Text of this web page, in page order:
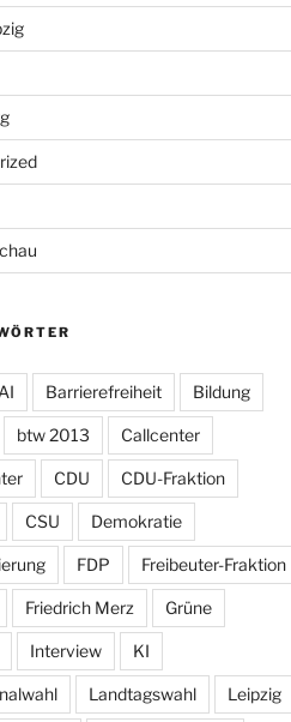
AI Barrierefreiheit Bildung
btw 2013 Callcenter
CDU CDU-Fraktion
CSU Demokratie
FDP Freibeuter-Fraktion
Friedrich Merz Grüne
Interview KI
Landtagswahl Leipzig